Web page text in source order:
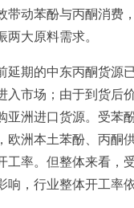
带动苯酚与丙酮消费
大原料需求。
延期的中东丙酮货源
入市场；由于到货后
亚洲进口货源。受苯
欧洲本土苯酚、丙酮
工率。但整体来看，
响，行业整体开工率依